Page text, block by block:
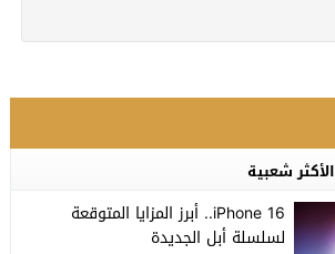
الأكثر شعبية
iPhone 16.. أبرز المزايا المتوقعة
لسلسلة أبل الجديدة